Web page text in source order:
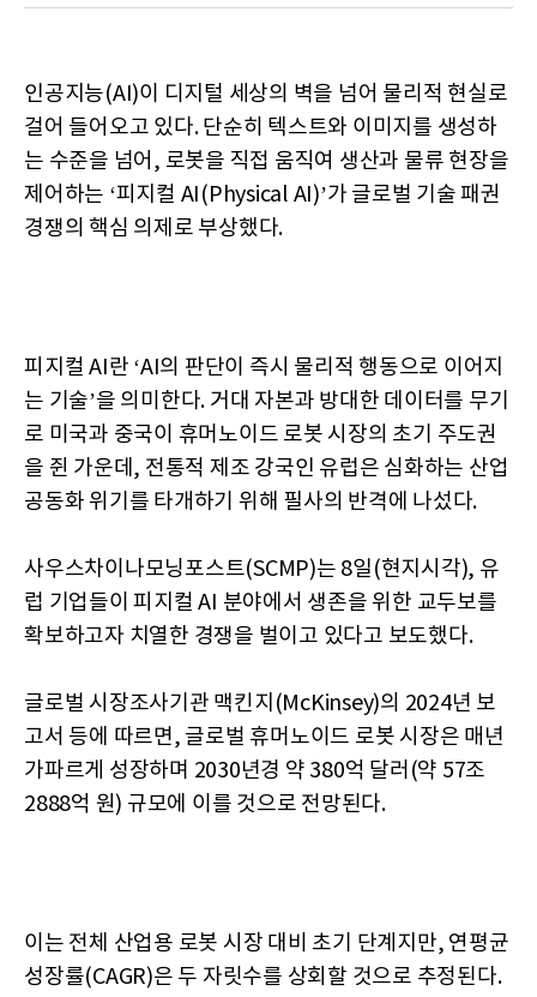
인공지능(AI)이 디지털 세상의 벽을 넘어 물리적 현실로
걸어 들어오고 있다. 단순히 텍스트와 이미지를 생성하
는 수준을 넘어, 로봇을 직접 움직여 생산과 물류 현장을
제어하는 ‘피지컬 AI(Physical AI)’가 글로벌 기술 패권
경쟁의 핵심 의제로 부상했다.
피지컬 AI란 ‘AI의 판단이 즉시 물리적 행동으로 이어지
는 기술’을 의미한다. 거대 자본과 방대한 데이터를 무기
로 미국과 중국이 휴머노이드 로봇 시장의 초기 주도권
을 쥔 가운데, 전통적 제조 강국인 유럽은 심화하는 산업
공동화 위기를 타개하기 위해 필사의 반격에 나섰다.
사우스차이나모닝포스트(SCMP)는 8일(현지시각), 유
럽 기업들이 피지컬 AI 분야에서 생존을 위한 교두보를
확보하고자 치열한 경쟁을 벌이고 있다고 보도했다.
글로벌 시장조사기관 맥킨지(McKinsey)의 2024년 보
고서 등에 따르면, 글로벌 휴머노이드 로봇 시장은 매년
가파르게 성장하며 2030년경 약 380억 달러(약 57조
2888억 원) 규모에 이를 것으로 전망된다.
이는 전체 산업용 로봇 시장 대비 초기 단계지만, 연평균
성장률(CAGR)은 두 자릿수를 상회할 것으로 추정된다.